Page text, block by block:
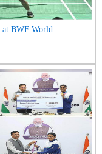
at BWF World